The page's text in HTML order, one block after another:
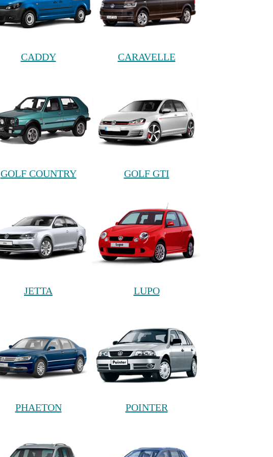
CADDY CARAVELLE
GOLF COUNTRY GOLF GTI
JETTA LUPO
PHAETON POINTER